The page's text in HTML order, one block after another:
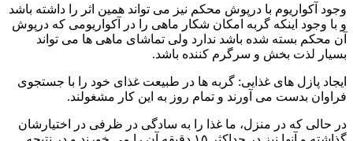
وجود آکواریوم با درپوش محکم نیز می تواند همین اثر را داشته باشد
و با وجود اینکه گربه امکان شکار ماهی را در آکواریومی که درپوش
آن محکم بسته شده باشد ندارد ولی تماشای ماهی ها می تواند
بسیار لذت بخش و سرگرم کننده باشد.
ایجاد پازل های غذایی: گربه ها در طبیعت غذای خود را با جستجوی
فراوان بدست می آورند و تمام روز به این کار مشغولند.
در حالی که در منزل، ما غذا را به سادگی در ظرفی در اختیارشان